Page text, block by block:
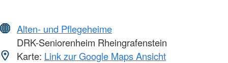
Alten- und Pflegeheime
DRK-Seniorenheim Rheingrafenstein
Karte: Link zur Google Maps Ansicht